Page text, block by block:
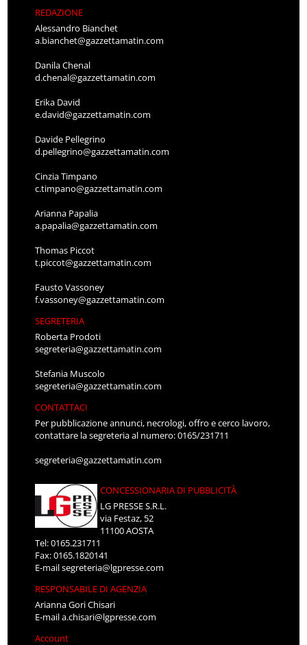
REDAZIONE
Alessandro Bianchet
a.bianchet@gazzettamatin.com
Danila Chenal
d.chenal@gazzettamatin.com
Erika David
e.david@gazzettamatin.com
Davide Pellegrino
d.pellegrino@gazzettamatin.com
Cinzia Timpano
c.timpano@gazzettamatin.com
Arianna Papalia
a.papalia@gazzettamatin.com
Thomas Piccot
t.piccot@gazzettamatin.com
Fausto Vassoney
f.vassoney@gazzettamatin.com
SEGRETERIA
Roberta Prodoti
segreteria@gazzettamatin.com
Stefania Muscolo
segreteria@gazzettamatin.com
CONTATTACI
Per pubblicazione annunci, necrologi, offro e cerco lavoro,
contattare la segreteria al numero: 0165/231711
segreteria@gazzettamatin.com
CONCESSIONARIA DI PUBBLICITÀ
LG PRESSE S.R.L.
via Festaz, 52
11100 AOSTA
Tel: 0165.231711
Fax: 0165.1820141
E-mailsegreteria@lgpresse.com
RESPONSABILE DI AGENZIA
Arianna Gori Chisari
E-maila.chisari@lgpresse.com
Account